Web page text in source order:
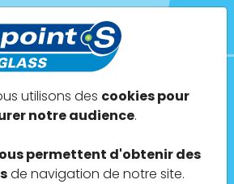
S GLASS
Novembre 2023
utilisons des cookies pour
notre audience.
permettent d'obtenir des
de navigation de notre site.